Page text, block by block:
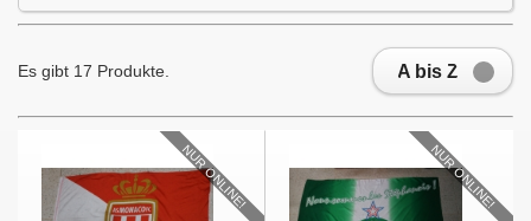
A bis Z
Es gibt 17 Produkte.
NUR ONLINE! NUR ONLINE!